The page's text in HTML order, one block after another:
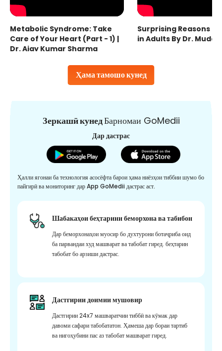
Ҳама тамошо кунед
Metabolic Syndrome: Take
Care of Your Heart (Part - 1) |
Dr. Ajay Kumar Sharma
Surprising Reasons
in Adults By Dr.
Зеркашӣ кунедБарномаи GoMedii
Дар дастрас
Ҳалли ягонаи ба технология асосёфта барои ҳама ниёзҳои тиббии шумо бо
пайгирӣ ва мониторинг дар App GoMedii дастрас аст.
Шабакаҳои беҳтарини беморхона ва табибон
Дар беморхонаҳои муосир бо духтурони ботаҷриба оид
ба парвандаи худ машварат ва табобат гиред. беҳтарин
табобат бо арзиши дастрас.
Дастгирии доимии мушовир
Дастгирии 24x7 машваратчии тиббӣ ва кӯмак дар
давоми сафари табобататон. Ҳамеша дар бораи тартиб
ва нигоҳубини пас аз табобат машварат гиред.